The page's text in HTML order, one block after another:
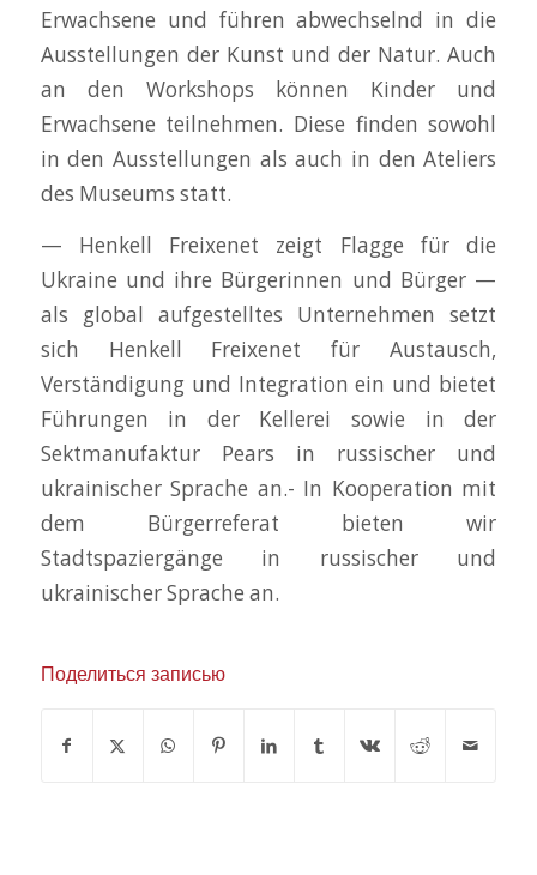
Erwachsene und führen abwechselnd in die
Ausstellungen der Kunst und der Natur. Auch
an den Workshops können Kinder und
Erwachsene teilnehmen. Diese finden sowohl
in den Ausstellungen als auch in den Ateliers
des Museums statt.
— Henkell Freixenet zeigt Flagge für die
Ukraine und ihre Bürgerinnen und Bürger —
als global aufgestelltes Unternehmen setzt
sich Henkell Freixenet für Austausch,
Verständigung und Integration ein und bietet
Führungen in der Kellerei sowie in der
Sektmanufaktur Pears in russischer und
ukrainischer Sprache an.- In Kooperation mit
dem Bürgerreferat bieten wir
Stadtspaziergänge in russischer und
ukrainischer Sprache an.
Поделиться записью